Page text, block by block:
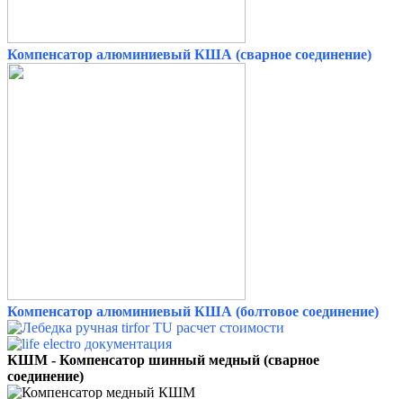
Компенсатор алюминиевый КША (сварное соединение)
Компенсатор алюминиевый КША (болтовое соединение)
КШМ - Компенсатор шинный медный (сварное
соединение)